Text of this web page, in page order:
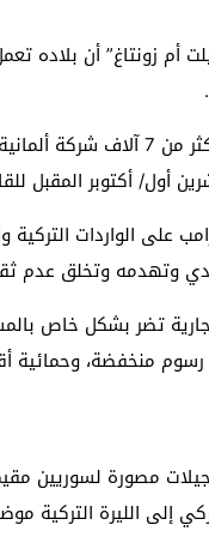
أم زونتاغ” أن
وأشار الوزير إلى أنه مسؤول
أول/ أكتوبر المقبل
على الواردات
وتهدمه وتخلق عدم
تضر بشكل خاص
رسوم منخفضة، وحمائية
مصورة لسوريين
إلى الليرة